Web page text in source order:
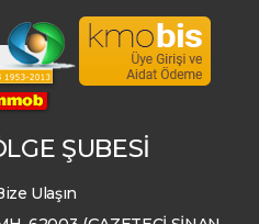
ŞUBESİ
Ulaşın